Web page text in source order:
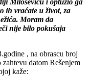
ih vraćate u život, za
Moram da
nije bilo pokušaja
, na obrascu broj
datom Rešenjem
kaže: